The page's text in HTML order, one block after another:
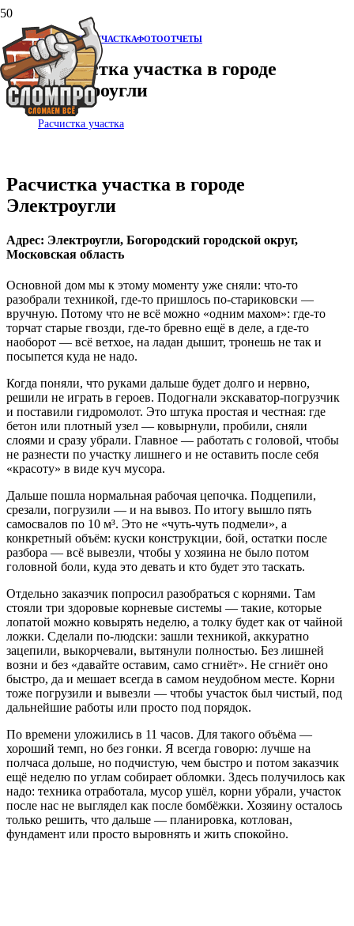
РАСЧИСТКА УЧАСТКАФОТООТЧЕТЫ
Расчистка участка в городе
Электроугли
Расчистка участка
Расчистка участка в городе
Электроугли
Адрес: Электроугли, Богородский городской округ,
Московская область
Основной дом мы к этому моменту уже сняли: что-то
разобрали техникой, где-то пришлось по‑стариковски —
вручную. Потому что не всё можно «одним махом»: где-то
торчат старые гвозди, где-то бревно ещё в деле, а где-то
наоборот — всё ветхое, на ладан дышит, тронешь не так и
посыпется куда не надо.
Когда поняли, что руками дальше будет долго и нервно,
решили не играть в героев. Подогнали экскаватор‑погрузчик
и поставили гидромолот. Это штука простая и честная: где
бетон или плотный узел — ковырнули, пробили, сняли
слоями и сразу убрали. Главное — работать с головой, чтобы
не разнести по участку лишнего и не оставить после себя
«красоту» в виде куч мусора.
Дальше пошла нормальная рабочая цепочка. Подцепили,
срезали, погрузили — и на вывоз. По итогу вышло пять
самосвалов по 10 м³. Это не «чуть‑чуть подмели», а
конкретный объём: куски конструкции, бой, остатки после
разбора — всё вывезли, чтобы у хозяина не было потом
головной боли, куда это девать и кто будет это таскать.
Отдельно заказчик попросил разобраться с корнями. Там
стояли три здоровые корневые системы — такие, которые
лопатой можно ковырять неделю, а толку будет как от чайной
ложки. Сделали по‑людски: зашли техникой, аккуратно
зацепили, выкорчевали, вытянули полностью. Без лишней
возни и без «давайте оставим, само сгниёт». Не сгниёт оно
быстро, да и мешает всегда в самом неудобном месте. Корни
тоже погрузили и вывезли — чтобы участок был чистый, под
дальнейшие работы или просто под порядок.
По времени уложились в 11 часов. Для такого объёма —
хороший темп, но без гонки. Я всегда говорю: лучше на
полчаса дольше, но подчистую, чем быстро и потом заказчик
ещё неделю по углам собирает обломки. Здесь получилось как
надо: техника отработала, мусор ушёл, корни убрали, участок
после нас не выглядел как после бомбёжки. Хозяину осталось
только решить, что дальше — планировка, котлован,
фундамент или просто выровнять и жить спокойно.